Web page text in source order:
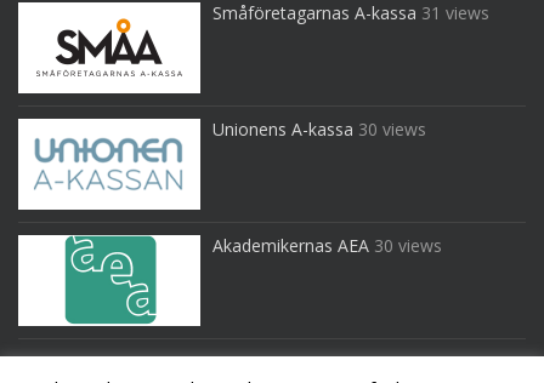
Småföretagarnas A-kassa 31 views
Unionens A-kassa 30 views
Akademikernas AEA 30 views